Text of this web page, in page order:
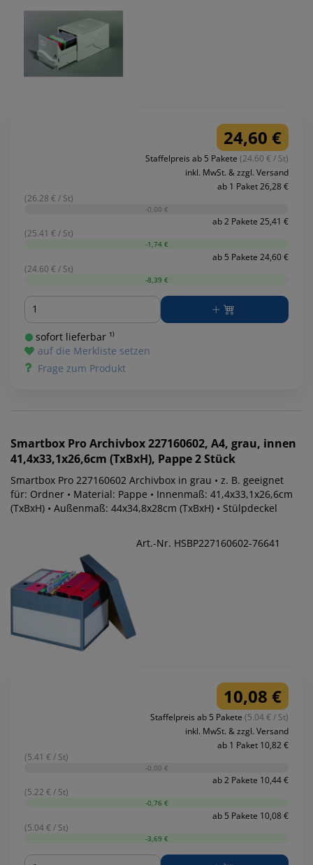
24,60 €
Staffelpreis ab 5 Pakete (24.60 € / St)
inkl. MwSt. & zzgl. Versand
ab 1 Paket 26,28 €
(26.28 € / St)
-0,00 €
ab 2 Pakete 25,41 €
(25.41 € / St)
-1,74 €
ab 5 Pakete 24,60 €
(24.60 € / St)
-8,39 €
Menge
sofort lieferbar ¹⁾
auf die Merkliste setzen
Frage zum Produkt
Smartbox Pro Archivbox 227160602, A4, grau, innen
41,4x33,1x26,6cm (TxBxH), Pappe 2 Stück
Smartbox Pro 227160602 Archivbox in grau • z. B. geeignet
für: Ordner • Material: Pappe • Innenmaß: 41,4x33,1x26,6cm
(TxBxH) • Außenmaß: 44x34,8x28cm (TxBxH) • Stülpdeckel
Art.-Nr. HSBP227160602-76641
10,08 €
Staffelpreis ab 5 Pakete (5.04 € / St)
inkl. MwSt. & zzgl. Versand
ab 1 Paket 10,82 €
(5.41 € / St)
-0,00 €
ab 2 Pakete 10,44 €
(5.22 € / St)
-0,76 €
ab 5 Pakete 10,08 €
(5.04 € / St)
-3,69 €
Menge